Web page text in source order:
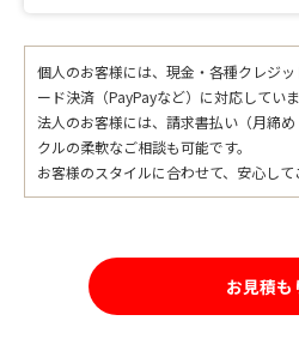
個人のお客様には、現金・各種クレジ
ード決済（PayPayなど）に対応していま
法人のお客様には、請求書払い（月締
クルの柔軟なご相談も可能です。
お客様のスタイルに合わせて、安心して
お見積も